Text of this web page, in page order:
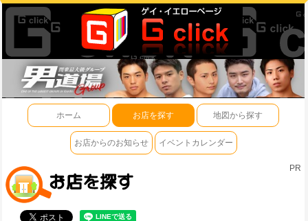
ホーム お店を探す 地図から探す
お店からのお知らせ イベントカレンダー
PR